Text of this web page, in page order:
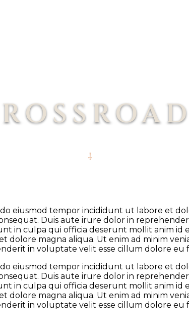
eiusmod tempor incididunt ut labore et
Duis aute irure dolor in
in culpa qui officia deserunt mollit anim id
dolore magna aliqua. Ut enim ad minim
in voluptate velit esse cillum dolore
eiusmod tempor incididunt ut labore et
Duis aute irure dolor in
in culpa qui officia deserunt mollit anim id
dolore magna aliqua. Ut enim ad minim
in voluptate velit esse cillum dolore